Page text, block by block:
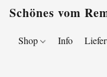
Schönes vom
Shop Info